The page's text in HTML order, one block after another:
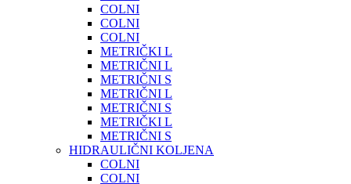
COLNI
COLNI
COLNI
METRIČKI L
METRIČNI L
METRIČNI S
METRIČNI L
METRIČNI S
METRIČKI L
METRIČNI S
HIDRAULIČNI KOLJENA
COLNI
COLNI